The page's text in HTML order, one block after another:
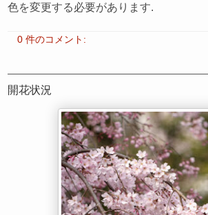
色を変更する必要があります.
0 件のコメント:
開花状況